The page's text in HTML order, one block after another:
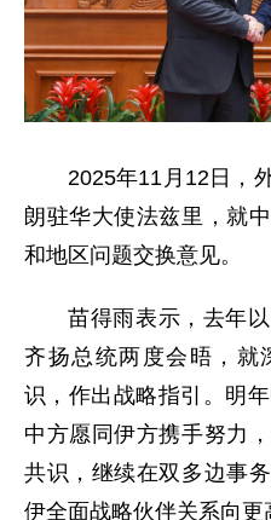
2025年11月12日，
朗驻华大使法兹里，就
和地区问题交换意见。
苗得雨表示，去年
齐扬总统两度会晤，就
识，作出战略指引。明
中方愿同伊方携手努力
共识，继续在双多边事
伊全面战略伙伴关系向更